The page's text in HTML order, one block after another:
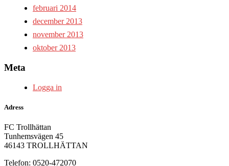
februari 2014
december 2013
november 2013
oktober 2013
Meta
Logga in
Adress
FC Trollhättan
Tunhemsvägen 45
46143 TROLLHÄTTAN
Telefon: 0520-472070